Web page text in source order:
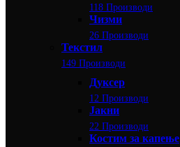
118 Производи
Чизми
26 Производи
Текстил
149 Производи
Дуксер
12 Производи
Јакни
22 Производи
Костим за капење